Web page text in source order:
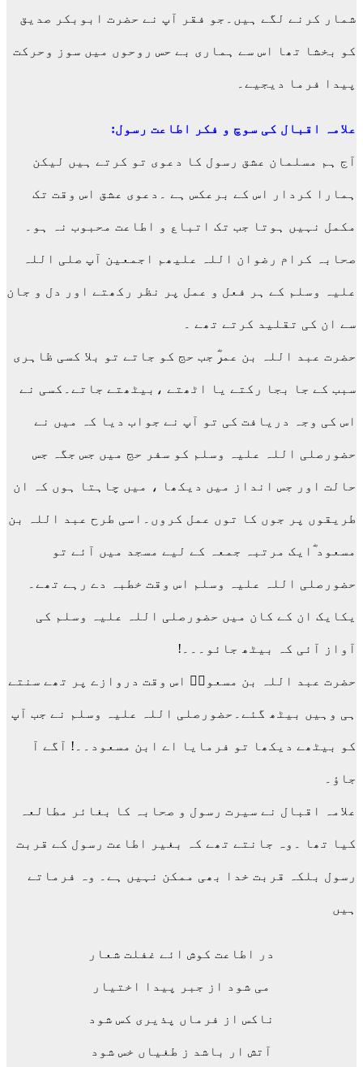
شمار کرنے لگے ہیں۔جو فقر آپ نے حضرت ابوبکر صدیق
کو بخشا تھا اس سے ہماری بے حس روحوں میں سوز وحرکت
پیدا فرما دیجیے۔
علامہ اقبال کی سوچ و فکر اطاعت رسول:
آج ہم مسلمان عشق رسول کا دعوی تو کرتے ہیں لیکن
ہمارا کردار اس کے برعکس ہے ۔دعوی عشق اس وقت تک
مکمل نہیں ہوتا جب تک اتباع و اطاعت محبوب نہ ہو۔
صحابہ کرام رضوان اللہ علیھم اجمعین آپ صلی اللہ
علیہ وسلم کے ہر فعل و عمل پر نظر رکھتے اور دل و جان
سے ان کی تقلید کرتے تھے ۔
حضرت عبد اللہ بن عمرؓ جب حج کو جاتے تو بلا کسی ظاہری
سبب کے جا بجا رکتے یا اٹھتے ،بیٹھتے جاتے۔کسی نے
اس کی وجہ دریافت کی تو آپ نے جواب دیا کہ میں نے
حضورصلی اللہ علیہ وسلم کو سفر حج میں جس جگہ جس
حالت اور جس انداز میں دیکھا ، میں چاہتا ہوں کہ ان
طریقوں پر جوں کا توں عمل کروں۔اسی طرح عبد اللہ بن
مسعود ؓایک مرتبہ جمعہ کے لیے مسجد میں آئے تو
حضورصلی اللہ علیہ وسلم اس وقت خطبہ دے رہے تھے۔
یکایک ان کے کان میں حضورصلی اللہ علیہ وسلم کی
آواز آئی کہ بیٹھ جائو۔۔۔!
حضرت عبد اللہ بن مسعودؓ اس وقت دروازے پر تھے سنتے
ہی وہیں بیٹھ گئے۔حضورصلی اللہ علیہ وسلم نے جب آپ
کو بیٹھے دیکھا تو فرمایا اے ابن مسعود۔۔! آگے آ
جاؤ۔
علامہ اقبال نے سیرت رسول و صحابہ کا بغائر مطالعہ
کیا تھا ۔وہ جانتے تھے کہ بغیر اطاعت رسول کے قربت
رسول بلکہ قربت خدا بھی ممکن نہیں ہے۔ وہ فرماتے
ہیں
در اطاعت کوش ائے غفلت شعار
می شود از جبر پیدا اختیار
ناکس از فرماں پذیری کس شود
آتش ار باشد ز طغیاں خس شود